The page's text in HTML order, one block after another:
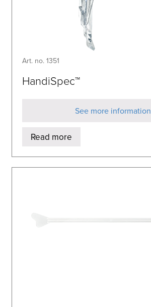
Art. no. 1351
HandiSpec™
See more information
Read more